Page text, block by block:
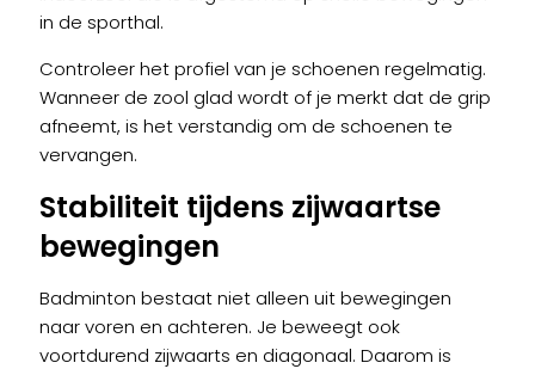
in de sporthal.
Controleer het profiel van je schoenen regelmatig.
Wanneer de zool glad wordt of je merkt dat de grip
afneemt, is het verstandig om de schoenen te
vervangen.
Stabiliteit tijdens zijwaartse
bewegingen
Badminton bestaat niet alleen uit bewegingen
naar voren en achteren. Je beweegt ook
voortdurend zijwaarts en diagonaal. Daarom is